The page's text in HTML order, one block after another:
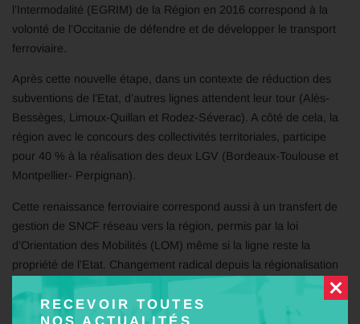
RECEVOIR TOUTES
NOS ACTUALITÉS
l’Intermodalité (EGRIM) de la Région en 2016 correspond à la
volonté de l’Occitanie de défendre et de développer le transport
ferroviaire.
Après cette nouvelle étape, dans un contexte de réduction des
subventions de l’Etat, d’autres lignes attendent leur tour (Alès-
Bessèges, Limoux-Quillan et Rodez-Séverac). A côté de cela, la
région avec le concours des collectivités territoriales, participe
pour 40 % à la réalisation des deux LGV (Bordeaux-Toulouse et
Montpellier- Perpignan).
Cette renaissance ferroviaire correspond aussi à un transfert de
gestion de SNCF réseau vers la région, permis par la loi
d’Orientation des Mobilités (LOM) même si la ligne reste la
propriété de l’Etat. Changement radical depuis la régionalisation
avec non seulement l’organisation et le financement des services,
mais aussi avec la responsabilité totale de la reconstruction puis